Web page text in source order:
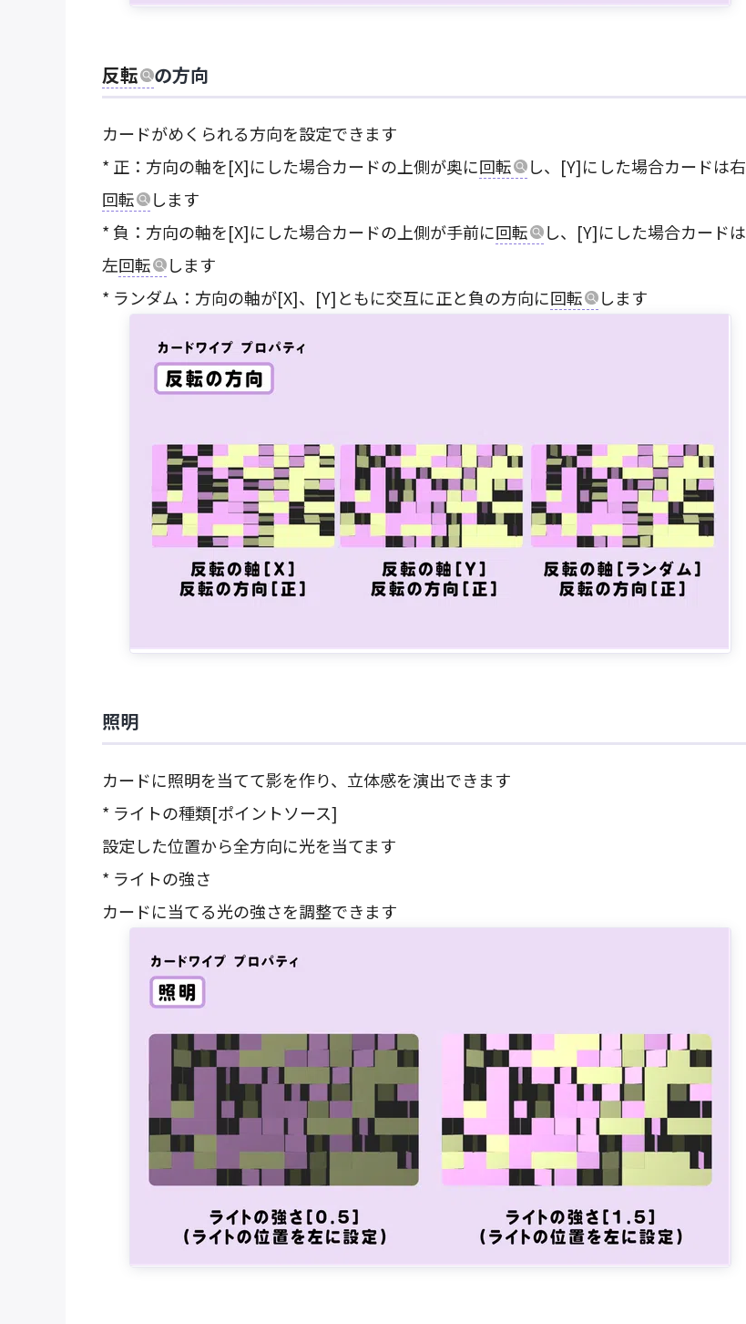
反転 の方向
カードがめくられる方向を設定できます
* 正：方向の軸を[X]にした場合カードの上側が奥に回転
し、[Y]にした場合カードは右
回転
します
* 負：方向の軸を[X]にした場合カードの上側が手前に回転
し、[Y]にした場合カードは
左回転
します
* ランダム：方向の軸が[X]、[Y]ともに交互に正と負の方向に回転 します
照明
カードに照明を当てて影を作り、立体感を演出できます
* ライトの種類[ポイントソース]
設定した位置から全方向に光を当てます
* ライトの強さ
カードに当てる光の強さを調整できます